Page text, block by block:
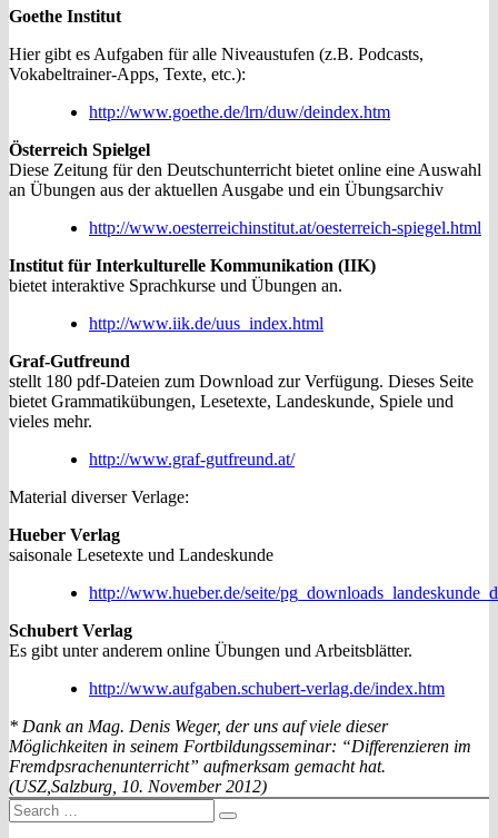
Goethe Institut
Hier gibt es Aufgaben für alle Niveaustufen (z.B. Podcasts,
Vokabeltrainer-Apps, Texte, etc.):
http://www.goethe.de/lrn/duw/deindex.htm
Österreich Spielgel
Diese Zeitung für den Deutschunterricht bietet online eine Auswahl
an Übungen aus der aktuellen Ausgabe und ein Übungsarchiv
http://www.oesterreichinstitut.at/oesterreich-spiegel.html
Institut für Interkulturelle Kommunikation (IIK)
bietet interaktive Sprachkurse und Übungen an.
http://www.iik.de/uus_index.html
Graf-Gutfreund
stellt 180 pdf-Dateien zum Download zur Verfügung. Dieses Seite
bietet Grammatikübungen, Lesetexte, Landeskunde, Spiele und
vieles mehr.
http://www.graf-gutfreund.at/
Material diverser Verlage:
Hueber Verlag
saisonale Lesetexte und Landeskunde
http://www.hueber.de/seite/
Schubert Verlag
Es gibt unter anderem online Übungen und Arbeitsblätter.
http://www.aufgaben.schubert-verlag.de/index.htm
* Dank an Mag. Denis Weger, der uns auf viele dieser
Möglichkeiten in seinem Fortbildungsseminar: “Differenzieren im
Fremdpsrachenunterricht” aufmerksam gemacht hat.
(USZ,Salzburg, 10. November 2012)
Search
for:
Search